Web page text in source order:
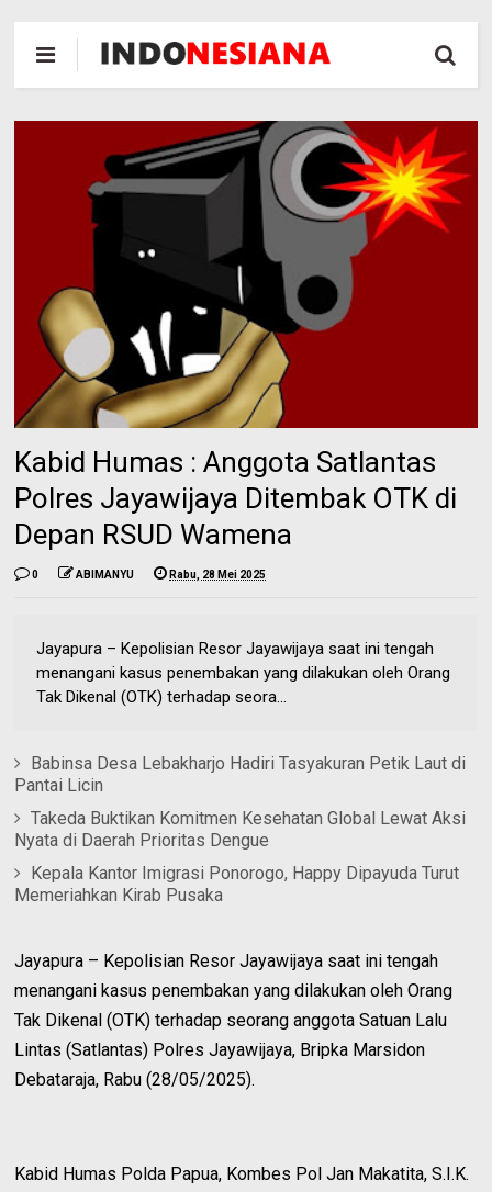
Kabid Humas : Anggota Satlantas
Polres Jayawijaya Ditembak OTK di
Depan RSUD Wamena
0 ABIMANYU Rabu, 28 Mei 2025
Jayapura – Kepolisian Resor Jayawijaya saat ini tengah
menangani kasus penembakan yang dilakukan oleh Orang
Tak Dikenal (OTK) terhadap seora...
Babinsa Desa Lebakharjo Hadiri Tasyakuran Petik Laut di
Pantai Licin
Takeda Buktikan Komitmen Kesehatan Global Lewat Aksi
Nyata di Daerah Prioritas Dengue
Kepala Kantor Imigrasi Ponorogo, Happy Dipayuda Turut
Memeriahkan Kirab Pusaka
Jayapura – Kepolisian Resor Jayawijaya saat ini tengah
menangani kasus penembakan yang dilakukan oleh Orang
Tak Dikenal (OTK) terhadap seorang anggota Satuan Lalu
Lintas (Satlantas) Polres Jayawijaya, Bripka Marsidon
Debataraja, Rabu (28/05/2025).
Kabid Humas Polda Papua, Kombes Pol Jan Makatita, S.I.K.